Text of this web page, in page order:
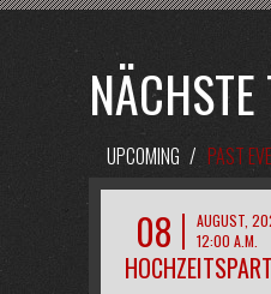
UPCOMING / PAST
08
AUGUST,
12:00 A.M.